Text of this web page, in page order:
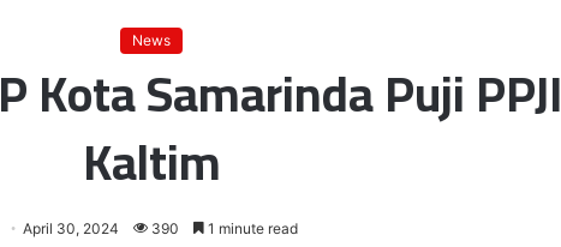
News
Kota Samarinda Puji PPJI
Kaltim
April 30, 2024 390 1 minute read